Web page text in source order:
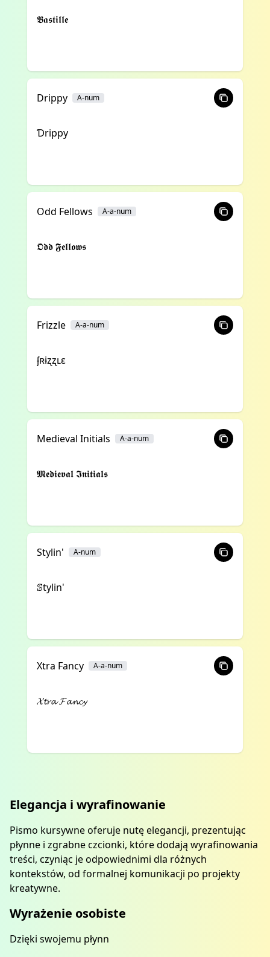
𝕭𝖆𝖘𝖙𝖎𝖑𝖑𝖊
Drippy A-num
Ɗrippy
Odd Fellows A-a-num
𝕺𝖉𝖉 𝕱𝖊𝖑𝖑𝖔𝖜𝖘
Frizzle A-a-num
ʄʀɨʐʐʟɛ
Medieval Initials A-a-num
𝕸𝖊𝖉𝖎𝖊𝖛𝖆𝖑 𝕴𝖓𝖎𝖙𝖎𝖆𝖑𝖘
Stylin' A-num
ꕷtylin'
Xtra Fancy A-a-num
𝓧𝓽𝓻𝓪 𝓕𝓪𝓷𝓬𝔂
Elegancja i wyrafinowanie
Pismo kursywne oferuje nutę elegancji, prezentując
płynne i zgrabne czcionki, które dodają wyrafinowania
treści, czyniąc je odpowiednimi dla różnych
kontekstów, od formalnej komunikacji po projekty
kreatywne.
Wyrażenie osobiste
Dzięki swojemu płynn